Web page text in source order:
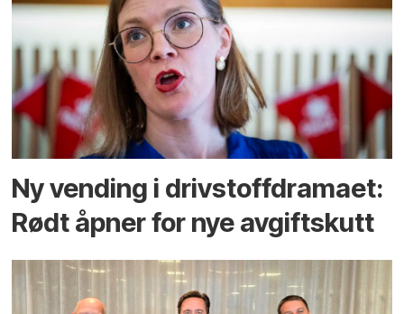
Ny vending i drivstoffdramaet:
Rødt åpner for nye avgiftskutt